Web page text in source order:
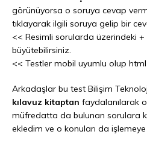
görünüyorsa o soruya cevap
tıklayarak ilgili soruya gelip bir
<< Resimli sorularda üzerindeki
büyütebilirsiniz.
<< Testler mobil uyumlu olup
Arkadaşlar bu test Bilişim
kılavuz kitaptan faydalanılarak
müfredatta da bulunan sorulara
ekledim ve o konuları da işlemeye